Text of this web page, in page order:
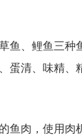
鱼、鲤鱼三种
蛋清、味精、
鱼肉，使用肉